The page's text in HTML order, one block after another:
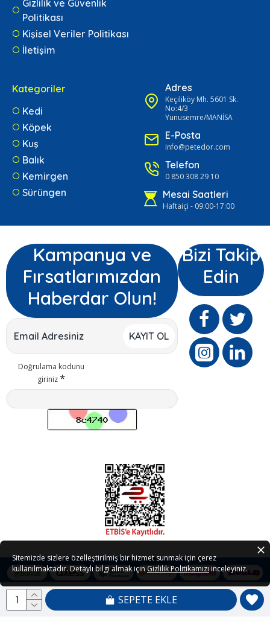
SEPETE EKLE
Gizlilik ve Güvenlik
Politikası
Kişisel Veriler Politikası
İletişim
Kategoriler
Kedi
Köpek
Kuş
Balık
Kemirgen
Sürüngen
Adres
Keçiliköy Mh. 5601 Sk.
No:4/3
Yunusemre/MANİSA
E-Posta
info@petedor.com
Telefon
0 850 308 29 10
Mesai Saatleri
Haftaiçi - 09:00-17:00
Kampanya ve
Fırsatlarımızdan
Haberdar Olun!
KAYIT OL
Doğrulama kodunu
giriniz
Bizi Takip
Edin
Copyright © 2021 - 2026 Petedor.com Tüm Hakları Saklıdır
Sitemizde sizlere özelleştirilmiş bir hizmet sunmak için çerez
kullanılmaktadır. Detaylı bilgi almak için Gizlilik Politikamızı inceleyiniz.